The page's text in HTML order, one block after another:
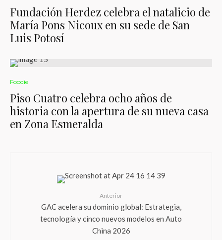
Fundación Herdez celebra el natalicio de
María Pons Nicoux en su sede de San
Luis Potosí
Foodie
Piso Cuatro celebra ocho años de
historia con la apertura de su nueva casa
en Zona Esmeralda
Anterior
GAC acelera su dominio global: Estrategia,
tecnología y cinco nuevos modelos en Auto
China 2026